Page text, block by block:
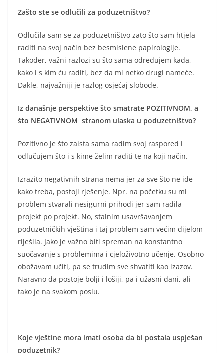
Zašto ste se odlučili za poduzetništvo?
Odlučila sam se za poduzetništvo zato što sam htjela
raditi na svoj način bez besmislene papirologije.
Također, važni razlozi su što sama određujem kada,
kako i s kim ću raditi, bez da mi netko drugi nameće.
Dakle, najvažniji je razlog osjećaj slobode.
Iz današnje perspektive što smatrate POZITIVNOM, a
što NEGATIVNOM stranom ulaska u poduzetništvo?
Pozitivno je što zaista sama radim svoj raspored i
odlučujem što i s kime želim raditi te na koji način.
Izrazito negativnih strana nema jer za sve što ne ide
kako treba, postoji rješenje. Npr. na početku su mi
problem stvarali nesigurni prihodi jer sam radila
projekt po projekt. No, stalnim usavršavanjem
poduzetničkih vještina i taj problem sam većim dijelom
riješila. Jako je važno biti spreman na konstantno
suočavanje s problemima i cjeloživotno učenje. Osobno
obožavam učiti, pa se trudim sve shvatiti kao izazov.
Naravno da postoje bolji i lošiji, pa i užasni dani, ali
tako je na svakom poslu.
Koje vještine mora imati osoba da bi postala uspješan
poduzetnik?